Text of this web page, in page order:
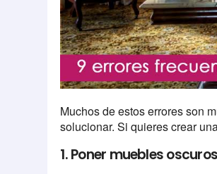
Muchos de estos errores son
solucionar. Si quieres crear
1. Poner muebles